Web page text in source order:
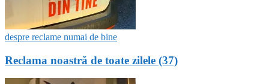
despre reclame numai de bine
Reclama noastră de toate zilele (37)